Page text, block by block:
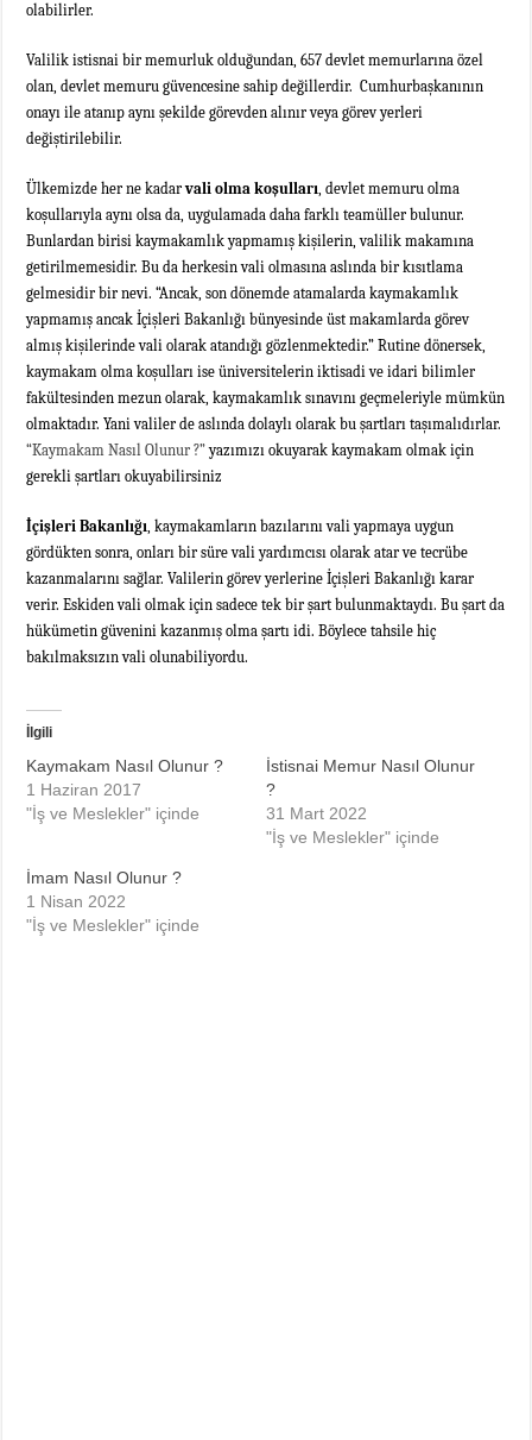
olabilirler.
Valilik istisnai bir memurluk olduğundan, 657 devlet memurlarına özel
olan, devlet memuru güvencesine sahip değillerdir. Cumhurbaşkanının
onayı ile atanıp aynı şekilde görevden alınır veya görev yerleri
değiştirilebilir.
Ülkemizde her ne kadarvali olma koşulları, devlet memuru olma
koşullarıyla aynı olsa da, uygulamada daha farklı teamüller bulunur.
Bunlardan birisi kaymakamlık yapmamış kişilerin, valilik makamına
getirilmemesidir. Bu da herkesin vali olmasına aslında bir kısıtlama
gelmesidir bir nevi. “Ancak, son dönemde atamalarda kaymakamlık
yapmamış ancak İçişleri Bakanlığı bünyesinde üst makamlarda görev
almış kişilerinde vali olarak atandığı gözlenmektedir.” Rutine dönersek,
kaymakam olma koşulları ise üniversitelerin iktisadi ve idari bilimler
fakültesinden mezun olarak, kaymakamlık sınavını geçmeleriyle mümkün
olmaktadır. Yani valiler de aslında dolaylı olarak bu şartları taşımalıdırlar.
“Kaymakam Nasıl Olunur ?”yazımızı okuyarak kaymakam olmak için
gerekli şartları okuyabilirsiniz
İçişleri Bakanlığı, kaymakamların bazılarını vali yapmaya uygun
gördükten sonra, onları bir süre vali yardımcısı olarak atar ve tecrübe
kazanmalarını sağlar. Valilerin görev yerlerine İçişleri Bakanlığı karar
verir.Eskiden vali olmak için sadece tek bir şart bulunmaktaydı. Bu şart da
hükümetin güvenini kazanmış olma şartı idi. Böylece tahsile hiç
bakılmaksızın vali olunabiliyordu.
İlgili
Kaymakam Nasıl Olunur ?
1 Haziran 2017
"İş ve Meslekler" içinde
İstisnai Memur Nasıl Olunur
?
31 Mart 2022
"İş ve Meslekler" içinde
İmam Nasıl Olunur ?
1 Nisan 2022
"İş ve Meslekler" içinde